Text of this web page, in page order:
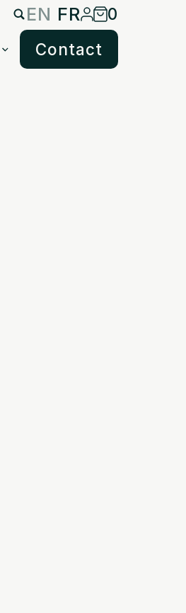
EN FR
0
Contact